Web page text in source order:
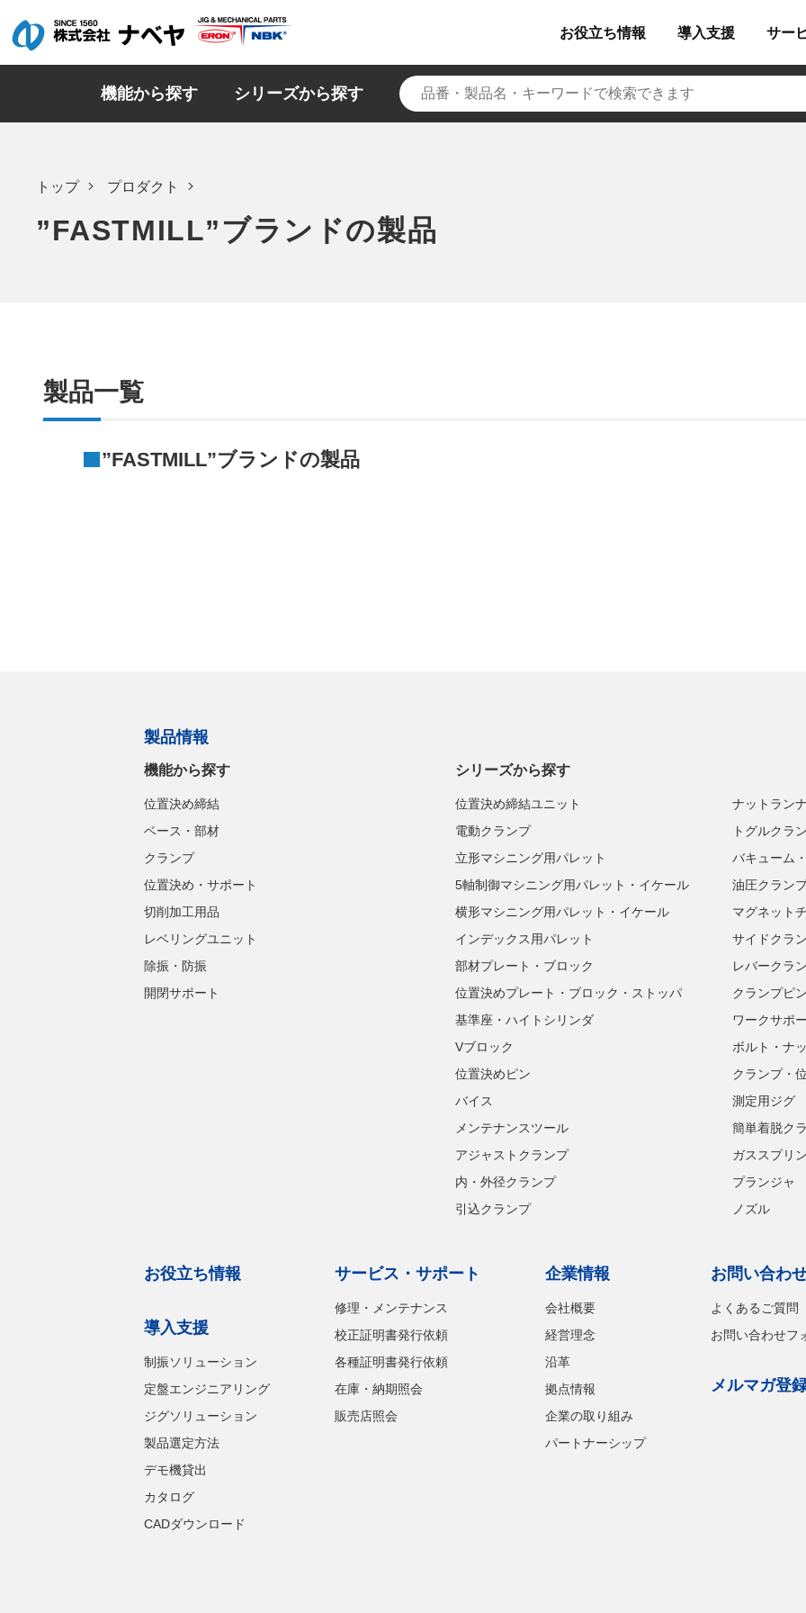
お役立ち情報 導入支援 サー
機能から探す シリーズから探す
トップ プロダクト
”FASTMILL”ブランドの製品
製品一覧
”FASTMILL”ブランドの製品
製品情報
機能から探す
位置決め締結
ベース・部材
クランプ
位置決め・サポート
切削加工用品
レベリングユニット
除振・防振
開閉サポート
シリーズから探す
位置決め締結ユニット
電動クランプ
立形マシニング用パレット
5軸制御マシニング用パレット・イケール
横形マシニング用パレット・イケール
インデックス用パレット
部材プレート・ブロック
位置決めプレート・ブロック・ストッパ
基準座・ハイトシリンダ
Vブロック
位置決めピン
バイス
メンテナンスツール
アジャストクランプ
内・外径クランプ
引込クランプ
ナットラン
トグルクラ
バキューム
油圧クラン
マグネット
サイドクラ
レバークラ
クランプピン
ワークサポ
ボルト・ナ
クランプ・
測定用ジグ
簡単着脱ク
ガススプリ
プランジャ
ノズル
お役立ち情報
導入支援
制振ソリューション
定盤エンジニアリング
ジグソリューション
製品選定方法
デモ機貸出
カタログ
CADダウンロード
サービス・サポート
修理・メンテナンス
校正証明書発行依頼
各種証明書発行依頼
在庫・納期照会
販売店照会
企業情報
会社概要
経営理念
沿革
拠点情報
企業の取り組み
パートナーシップ
お問い合わ
よくあるご質問
お問い合わせフ
メルマガ登